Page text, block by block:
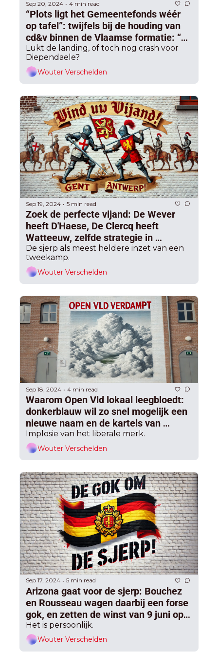
Sep 20, 2024 • 4 min read
“Plots ligt het Gemeentefonds wéér
op tafel”: twijfels bij de houding van
cd&v binnen de Vlaamse formatie: “Ze
vertragen heel vriendelijk”
Lukt de landing, of toch nog crash voor
Diependaele?
Wouter Verschelden
Sep 19, 2024 • 5 min read
Zoek de perfecte vijand: De Wever
heeft D'Haese, De Clercq heeft
Watteeuw, zelfde strategie in
Antwerpen en Gent
De sjerp als meest heldere inzet van een
tweekamp.
Wouter Verschelden
Sep 18, 2024 • 4 min read
Waarom Open Vld lokaal leegbloedt:
donkerblauw wil zo snel mogelijk een
nieuwe naam en de kartels van
‘lichtblauw’ lijken nu al een fiasco
Implosie van het liberale merk.
Wouter Verschelden
Sep 17, 2024 • 5 min read
Arizona gaat voor de sjerp: Bouchez
en Rousseau wagen daarbij een forse
gok, en zetten de winst van 9 juni op
het spel voor Bergen en Sint-Niklaas
Het is persoonlijk.
Wouter Verschelden